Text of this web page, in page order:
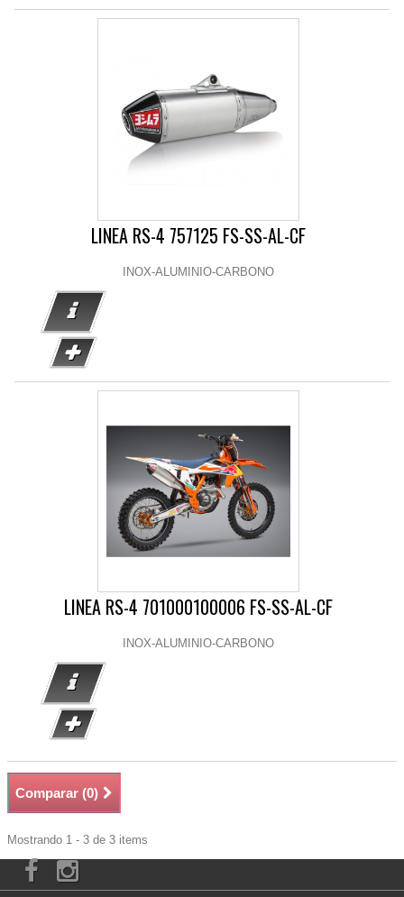
LINEA RS-4 757125 FS-SS-AL-CF
INOX-ALUMINIO-CARBONO
LINEA RS-4 701000100006 FS-SS-AL-CF
INOX-ALUMINIO-CARBONO
Comparar (0)
Mostrando 1 - 3 de 3 items